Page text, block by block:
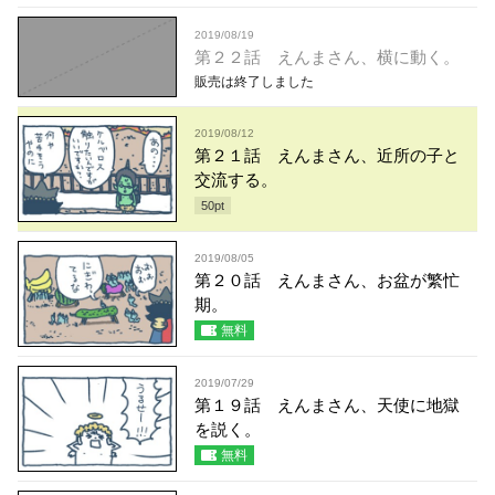
2019/08/19
第２２話 えんまさん、横に動く。
販売は終了しました
2019/08/12
第２１話 えんまさん、近所の子と
交流する。
50pt
2019/08/05
第２０話 えんまさん、お盆が繁忙
期。
無料
2019/07/29
第１９話 えんまさん、天使に地獄
を説く。
無料